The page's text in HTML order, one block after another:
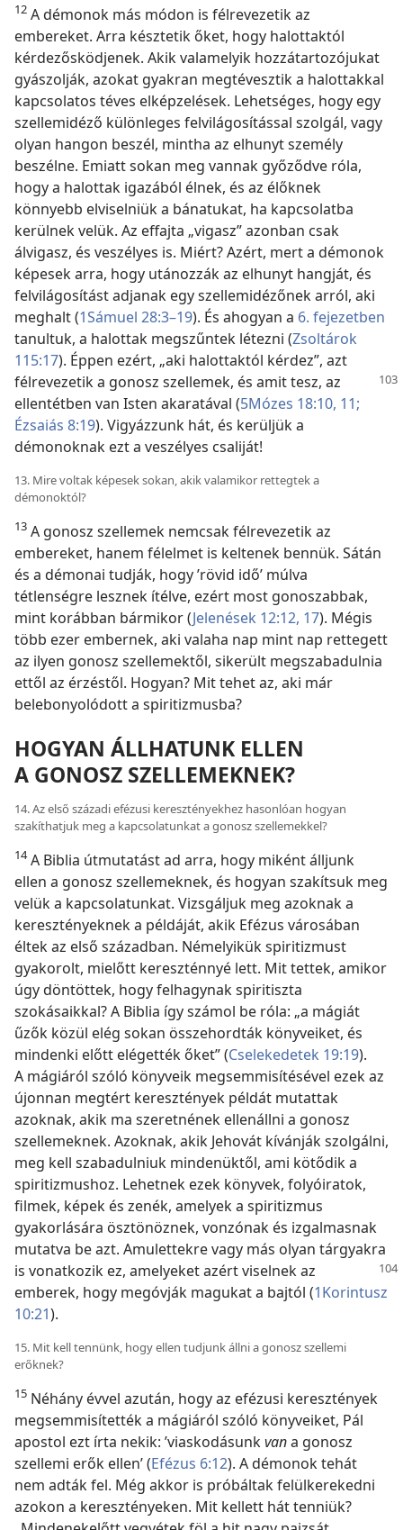
12 A démonok más módon is félrevezetik az
embereket. Arra késztetik őket, hogy halottaktól
kérdezősködjenek. Akik valamelyik hozzátartozójukat
gyászolják, azokat gyakran megtévesztik a halottakkal
kapcsolatos téves elképzelések. Lehetséges, hogy egy
szellemidéző különleges felvilágosítással szolgál, vagy
olyan hangon beszél, mintha az elhunyt személy
beszélne. Emiatt sokan meg vannak győződve róla,
hogy a halottak igazából élnek, és az élőknek
könnyebb elviselniük a bánatukat, ha kapcsolatba
kerülnek velük. Az effajta „vigasz” azonban csak
álvigasz, és veszélyes is. Miért? Azért, mert a démonok
képesek arra, hogy utánozzák az elhunyt hangját, és
felvilágosítást adjanak egy szellemidézőnek arról, aki
meghalt (1Sámuel 28:3–19). És ahogyan a 6. fejezetben
tanultuk, a halottak megszűntek létezni (Zsoltárok
115:17). Éppen ezért, „aki halottaktól kérdez”, azt
félrevezetik a gonosz szellemek, és amit tesz, az
ellentétben van Isten akaratával (5Mózes 18:10, 11;
Ézsaiás 8:19). Vigyázzunk hát, és kerüljük a
démonoknak ezt a veszélyes csaliját!
13. Mire voltak képesek sokan, akik valamikor rettegtek a
démonoktól?
13 A gonosz szellemek nemcsak félrevezetik az
embereket, hanem félelmet is keltenek bennük. Sátán
és a démonai tudják, hogy ’rövid idő’ múlva
tétlenségre lesznek ítélve, ezért most gonoszabbak,
mint korábban bármikor (Jelenések 12:12, 17). Mégis
több ezer embernek, aki valaha nap mint nap rettegett
az ilyen gonosz szellemektől, sikerült megszabadulnia
ettől az érzéstől. Hogyan? Mit tehet az, aki már
belebonyolódott a spiritizmusba?
HOGYAN ÁLLHATUNK ELLEN
A GONOSZ SZELLEMEKNEK?
14. Az első századi efézusi keresztényekhez hasonlóan hogyan
szakíthatjuk meg a kapcsolatunkat a gonosz szellemekkel?
14A Biblia útmutatást ad arra, hogy miként álljunk
ellen a gonosz szellemeknek, és hogyan szakítsuk meg
velük a kapcsolatunkat. Vizsgáljuk meg azoknak a
keresztényeknek a példáját, akik Efézus városában
éltek az első században. Némelyikük spiritizmust
gyakorolt, mielőtt kereszténnyé lett. Mit tettek, amikor
úgy döntöttek, hogy felhagynak spiritiszta
szokásaikkal? A Biblia így számol be róla: „a mágiát
űzők közül elég sokan összehordták könyveiket, és
mindenki előtt elégették őket” (Cselekedetek 19:19).
A mágiáról szóló könyveik megsemmisítésével ezek az
újonnan megtért keresztények példát mutattak
azoknak, akik ma szeretnének ellenállni a gonosz
szellemeknek. Azoknak, akik Jehovát kívánják szolgálni,
meg kell szabadulniuk mindenüktől, ami kötődik a
spiritizmushoz. Lehetnek ezek könyvek, folyóiratok,
filmek, képek és zenék, amelyek a spiritizmus
gyakorlására ösztönöznek, vonzónak és izgalmasnak
mutatva be azt. Amulettekre vagy más olyan tárgyakra
is vonatkozik ez, amelyeket azértviselnek az
emberek, hogy megóvják magukat a bajtól (1Korintusz
10:21).
15. Mit kell tennünk, hogy ellen tudjunk állni a gonosz szellemi
erőknek?
15 Néhány évvel azután, hogy az efézusi keresztények
megsemmisítették a mágiáról szóló könyveiket, Pál
apostol ezt írta nekik: ’viaskodásunkvana gonosz
szellemi erők ellen’ (Efézus 6:12). A démonok tehát
nem adták fel. Még akkor is próbáltak felülkerekedni
azokon a keresztényeken. Mit kellett hát tenniük?